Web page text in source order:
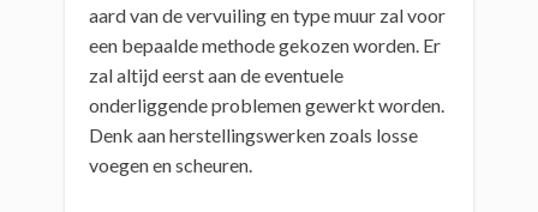
aard van de vervuiling en type muur zal voor
een bepaalde methode gekozen worden. Er
zal altijd eerst aan de eventuele
onderliggende problemen gewerkt worden.
Denk aan herstellingswerken zoals losse
voegen en scheuren.